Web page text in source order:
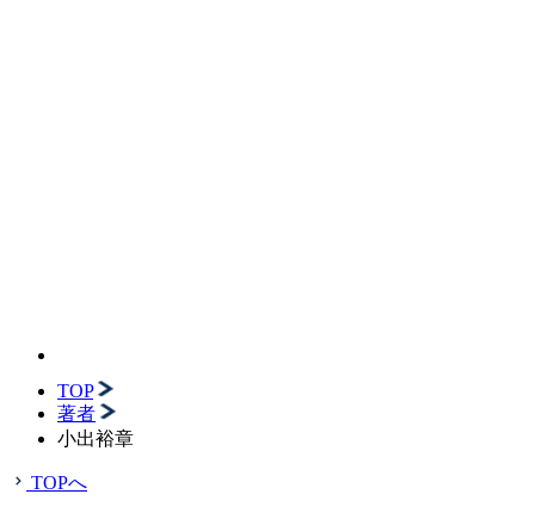
TOP
著者
小出裕章
TOPへ